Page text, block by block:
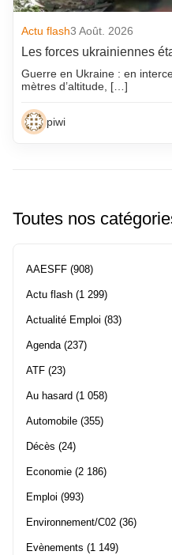
Actu flash3 Août. 2026
Les forces ukrainiennes
Guerre en Ukraine : en
mètres d’altitude, […]
piwi
Toutes nos
AAESFF (908)
Actu flash (1 299)
Actualité Emploi (83)
Agenda(237)
ATF (23)
Au hasard (1 058)
Automobile (355)
Décès (24)
Economie (2 186)
Emploi (993)
Environnement/C02 (36)
Evènements (1 149)